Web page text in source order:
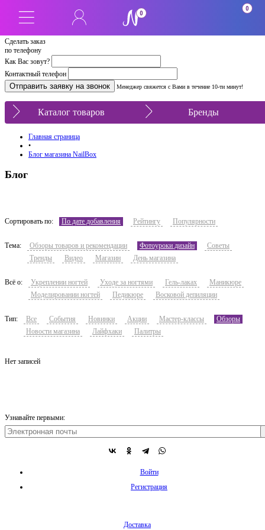
Сделать заказ
по телефону
Как Вас зовут?
Контактный телефон
Менеджер свяжется с Вами в течение 10-ти минут!
0
0
Каталог товаров Бренды
Главная страница
•
Блог магазина NailBox
Блог
Сортировать по: По дате добавления Рейтингу Популярности
Тема: Обзоры товаров и рекомендации Фотоуроки дизайн
Советы
Тренды
Видео Магазин День магазина
Всё о: Укреплении ногтей Уходе за ногтями Гель-лаках
Маникюре
Моделировании ногтей
Педикюре Восковой депиляции
Тип: Все События Новинки Акции Мастер-классы
Обзоры
Новости магазина
Лайфхаки Палитры
Нет записей
Узнавайте первыми:
Войти
Регистрация
Доставка